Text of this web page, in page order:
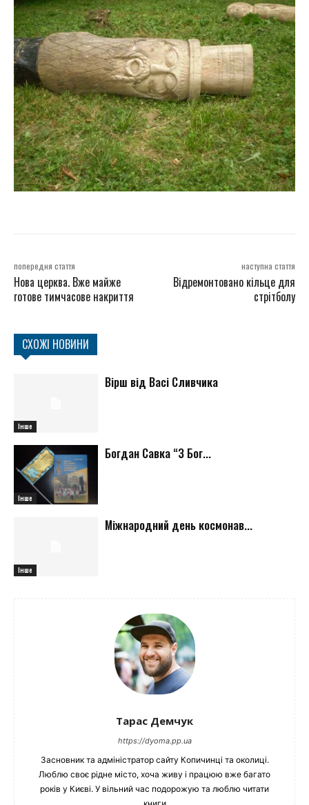
попередня стаття
Нова церква. Вже майже
готове тимчасове накриття
наступна стаття
Відремонтовано кільце для
стрітболу
СХОЖІ НОВИНИ
Інше
Вірш від Васі Сливчика
Інше
Богдан Савка “З Бог...
Інше
Міжнародний день космонав...
Тарас Демчук
https://dyoma.pp.ua
Засновник та адміністратор сайту Копичинці та околиці.
Люблю своє рідне місто, хоча живу і працюю вже багато
років у Києві. У вільний час подорожую та люблю читати